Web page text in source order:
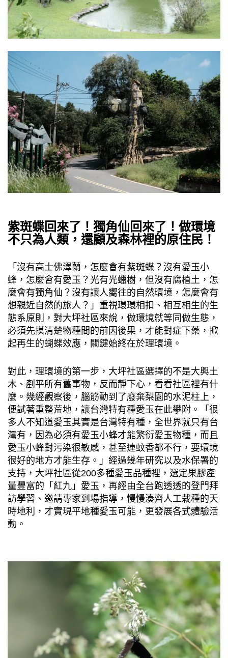
紫斑蝶回來了！獨角仙回來了！做環境
不只為人類，還顧及森林裡的原住民！
「沒有高士佛澤蘭，怎麼會有紫斑蝶？沒有愛玉小
蜂，怎麼會有愛玉？光有光蠟樹，但沒有腐植土，怎
麼會有獨角仙？沒有讓人嚮往的自然環境，怎麼會有
想親近自然的旅人？」重視環環相扣、相互相生的生
態系原則，對大坪社區來說，做環境就等同做生態，
必須先摸清楚物種間的前因後果，才能對症下藥，掀
起再生的蝴蝶效應，關鍵始終在於理環境。
對此，理環境的第一步，大坪社區選擇的不是大興土
木、剷平所有舊事物，反而靜下心，看看社區裡有什
麼。幾經觀察後，腦筋動到了廢棄梨園的水泥柱上，
便試著重整荒地，讓台灣特有種愛玉在此攀附。「很
多人不知道愛玉其實是台灣特有種，全世界就只有台
灣有，因為必須有愛玉小蜂才能繁衍愛玉物種，而且
愛玉小蜂對污染很敏感，甚至連蚊香都不行，要環境
很好的地方才能生存。」經過幾年研究以及水保署的
支持，大坪社區從200多種愛玉品種裡，選定果膠產
量豐富的「紅九」愛玉，再經由全台跑透透的登門拜
訪學習、邀請專家到場指導，慢慢湊齊人工栽種的天
時地利，才實現平地種愛玉可能，更發展各式體驗活
動。